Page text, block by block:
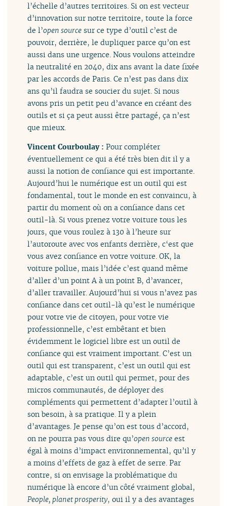
l’échelle d’autres territoires. Si on est vecteur
d’innovation sur notre territoire, toute la force
de l’open source sur ce type d’outil c’est de
pouvoir, derrière, le dupliquer parce qu’on est
aussi dans une urgence. Nous voulons atteindre
la neutralité en 2040, dix ans avant la date fixée
par les accords de Paris. Ce n’est pas dans dix
ans qu’il faudra se soucier du sujet. Si nous
avons pris un petit peu d’avance en créant des
outils et si ça peut aussi être partagé, ça n’est
que mieux.
Vincent Courboulay :Pour compléter
éventuellement ce qui a été très bien dit il y a
aussi la notion de confiance qui est importante.
Aujourd’hui le numérique est un outil qui est
fondamental, tout le monde en est convaincu, à
partir du moment où on a confiance dans cet
outil-là. Si vous prenez votre voiture tous les
jours, que vous roulez à 130 à l’heure sur
l’autoroute avec vos enfants derrière, c‘est que
vous avez confiance en votre voiture. OK, la
voiture pollue, mais l’idée c’est quand même
d’aller d’un point A à un point B, d’avancer,
d’aller travailler. Aujourd’hui si vous n’avez pas
confiance dans cet outil-là qu’est le numérique
pour votre vie de citoyen, pour votre vie
professionnelle, c’est embêtant et bien
évidemment le logiciel libre est un outil de
confiance qui est vraiment important. C’est un
outil qui est transparent, c’est un outil qui est
adaptable, c’est un outil qui permet, pour des
micros communautés, de déployer des
compléments qui permettent d’adapter l’outil à
son besoin, à sa pratique. Il y a plein
d’avantages. Je pense qu’on est tous d’accord,
on ne pourra pas vous dire qu’open source est
égal à moins d’impact environnemental, qu’il y
a moins d’effets de gaz à effet de serre. Par
contre, si on envisage la problématique du
numérique là encore d’un côté vraiment global,
People, planet prosperity, oui il y a des avantages